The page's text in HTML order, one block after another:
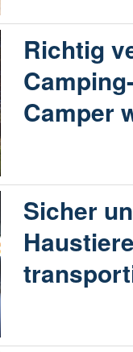
Richtig
Camper
Sicher